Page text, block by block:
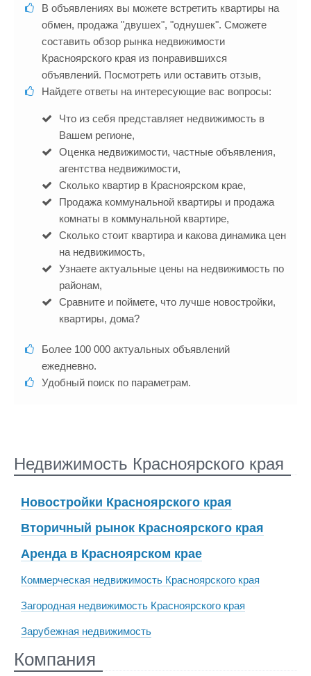
В объявлениях вы можете встретить квартиры на
обмен, продажа "двушех", "однушек". Сможете
составить обзор рынка недвижимости
Красноярского края из понравившихся
объявлений. Посмотреть или оставить отзыв,
Найдете ответы на интересующие вас вопросы:
Что из себя представляет недвижимость в
Вашем регионе,
Оценка недвижимости, частные объявления,
агентства недвижимости,
Сколько квартир в Красноярском крае,
Продажа коммунальной квартиры и продажа
комнаты в коммунальной квартире,
Сколько стоит квартира и какова динамика цен
на недвижимость,
Узнаете актуальные цены на недвижимость по
районам,
Сравните и поймете, что лучше новостройки,
квартиры, дома?
Более 100 000 актуальных объявлений
ежедневно.
Удобный поиск по параметрам.
Недвижимость Красноярского края
Новостройки Красноярского края
Вторичный рынок Красноярского края
Аренда в Красноярском крае
Коммерческая недвижимость Красноярского края
Загородная недвижимость Красноярского края
Зарубежная недвижимость
Компания